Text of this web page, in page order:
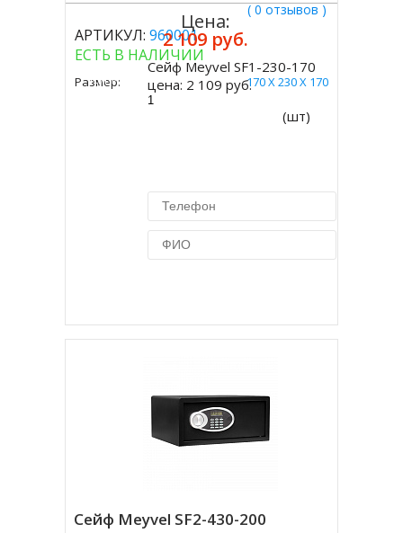
( 0 отзывов )
АРТИКУЛ: 960001
ЕСТЬ В НАЛИЧИИ
Размер: 170 Х 230 Х 170
Цена:
2 109 руб.
Купить
Сейф Meyvel SF1-230-170
цена: 2 109 руб.
(шт)
Сейф Meyvel SF2-430-200